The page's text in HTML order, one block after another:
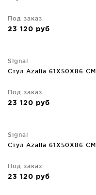
Под заказ
23 120 руб
Signal
Стул Azalia 61X50X86 CM
Под заказ
23 120 руб
Signal
Стул Azalia 61X50X86 CM
Под заказ
23 120 руб